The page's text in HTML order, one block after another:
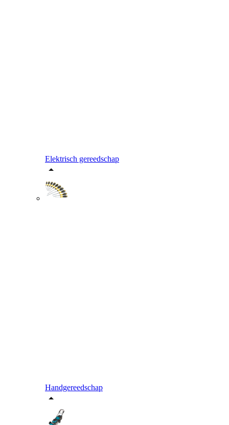
Elektrisch gereedschap
Handgereedschap